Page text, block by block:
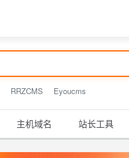
RRZCMS Eyoucms
主机域名 站长工具